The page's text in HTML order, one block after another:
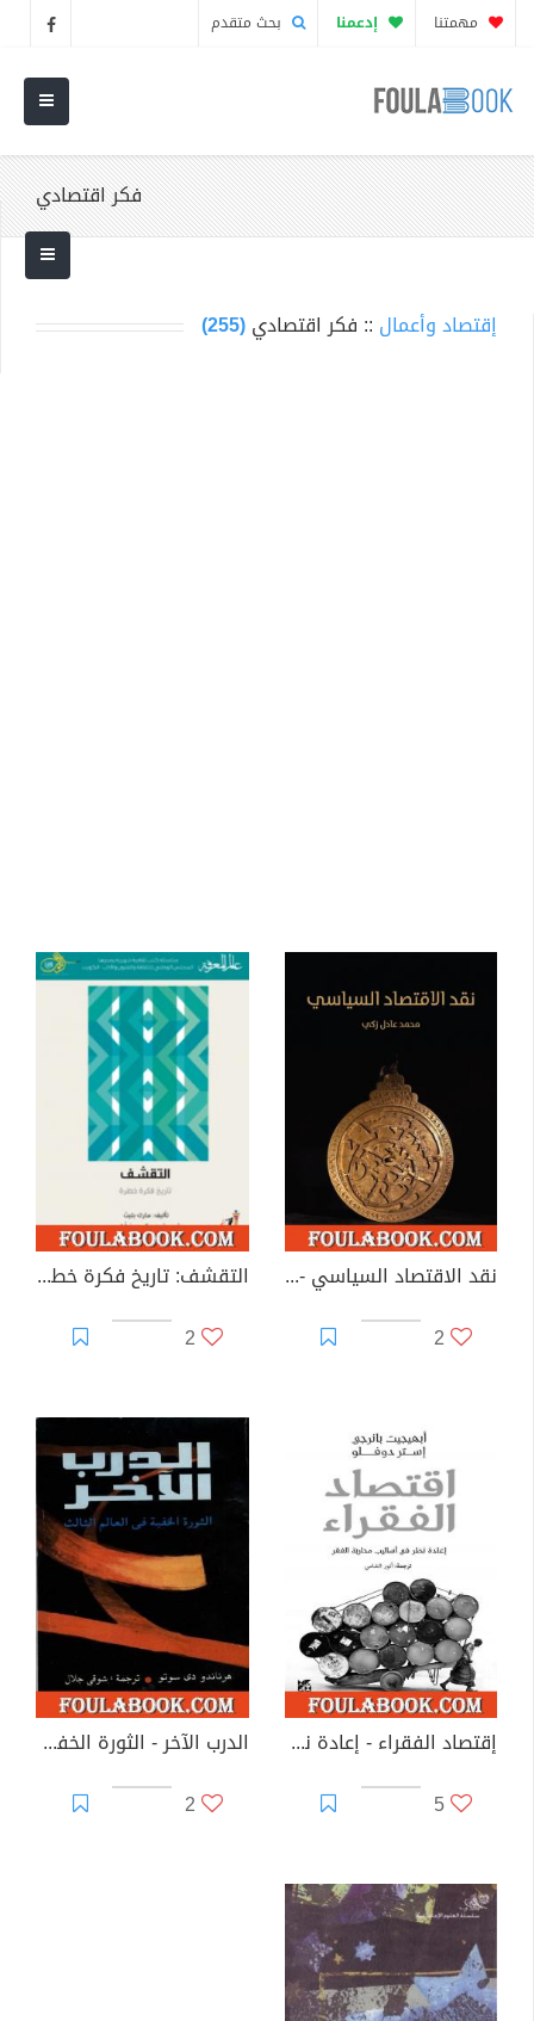
مهمتنا إدعمنا بحث متقدم
فكر اقتصادي
إقتصاد وأعمال :: فكر اقتصادي(255)
نقد الاقتصاد السياسي - طبعة هنداوي، المملكة المتحدة
2
التقشف: تاريخ فكرة خطرة
2
إقتصاد الفقراء - إعادة نظر في أساليب محاربة الفقر
5
الدرب الآخر - الثورة الخفية فى العالم الثالث
2